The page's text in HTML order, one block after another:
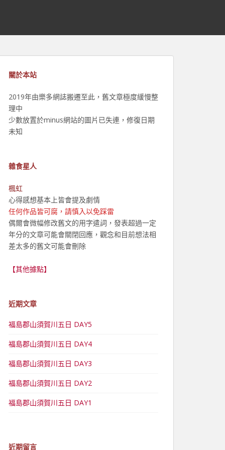
關於本站
2019年由樂多網誌搬遷至此，舊文章極度緩慢整
理中
少數放置於minus網站的圖片已失連，修復日期
未知
雜食星人
楓虹
心得感想基本上皆會提及劇情
任何作品皆可腐，請慎入以免踩雷
偶爾會微幅修改舊文的用字遣詞，發表超過一定
年分的文章可能會關閉回應，觀念和目前想法相
差太多的舊文可能會刪除
【其他據點】
近期文章
福島郡山須賀川五日 DAY5
福島郡山須賀川五日 DAY4
福島郡山須賀川五日 DAY3
福島郡山須賀川五日 DAY2
福島郡山須賀川五日 DAY1
近期留言